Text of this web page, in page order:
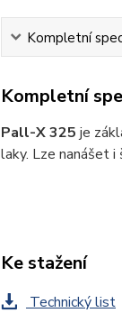
Kompletní
Kompletní
Pall-X 325 je
laky. Lze nanášet i
Ke stažení
Technický list